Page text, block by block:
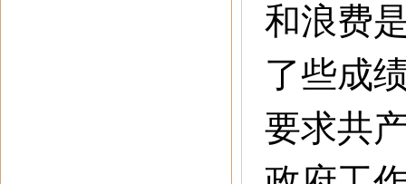
和浪费
了些成
要求共